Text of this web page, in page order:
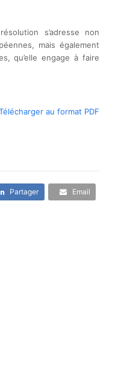
s’adresse non
mais également
qu’elle engage à faire
au format PDF
Partager Email